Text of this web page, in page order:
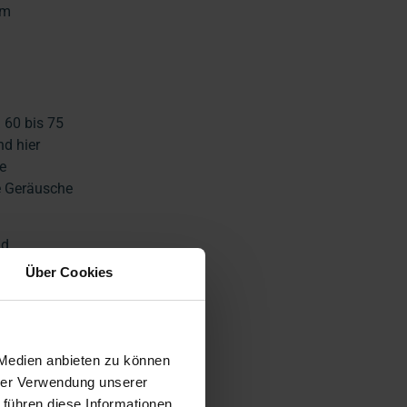
Über Cookies
anbieten zu können
Verwendung unserer
diese Informationen
60 bis 75
hier